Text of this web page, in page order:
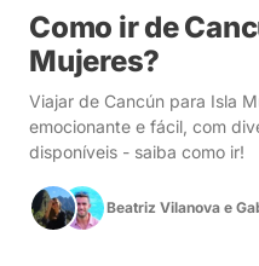
Como ir de
Mujeres?
Viajar de Cancún para Isla
emocionante e fácil, com
disponíveis - saiba como ir!
Beatriz Vilanova e